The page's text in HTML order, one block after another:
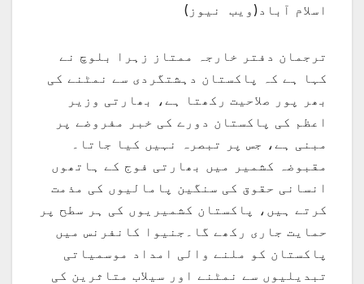
اسلام آباد(ویب نیوز)
ترجمان دفتر خارجہ ممتاز زہرا بلوچ نے
کہا ہے کہ پاکستان دہشتگردی سے نمٹنے کی
بھر پور صلاحیت رکھتا ہے، بھارتی وزیر
اعظم کی پاکستان دورے کی خبر مفروضے پر
مبنی ہے، جس پر تبصرہ نہیں کیا جاتا۔
مقبوضہ کشمیر میں بھارتی فوج کے ہاتھوں
انسانی حقوق کی سنگین پامالیوں کی مذمت
کرتے ہیں، پاکستان کشمیریوں کی ہر سطح پر
حمایت جاری رکھے گا۔جنیوا کانفرنس میں
پاکستان کو ملنے والی امداد موسمیاتی
تبدیلیوں سے نمٹنے اور سیلاب متاثرین کی